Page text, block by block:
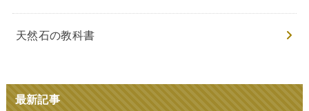
天然石の教科書
最新記事